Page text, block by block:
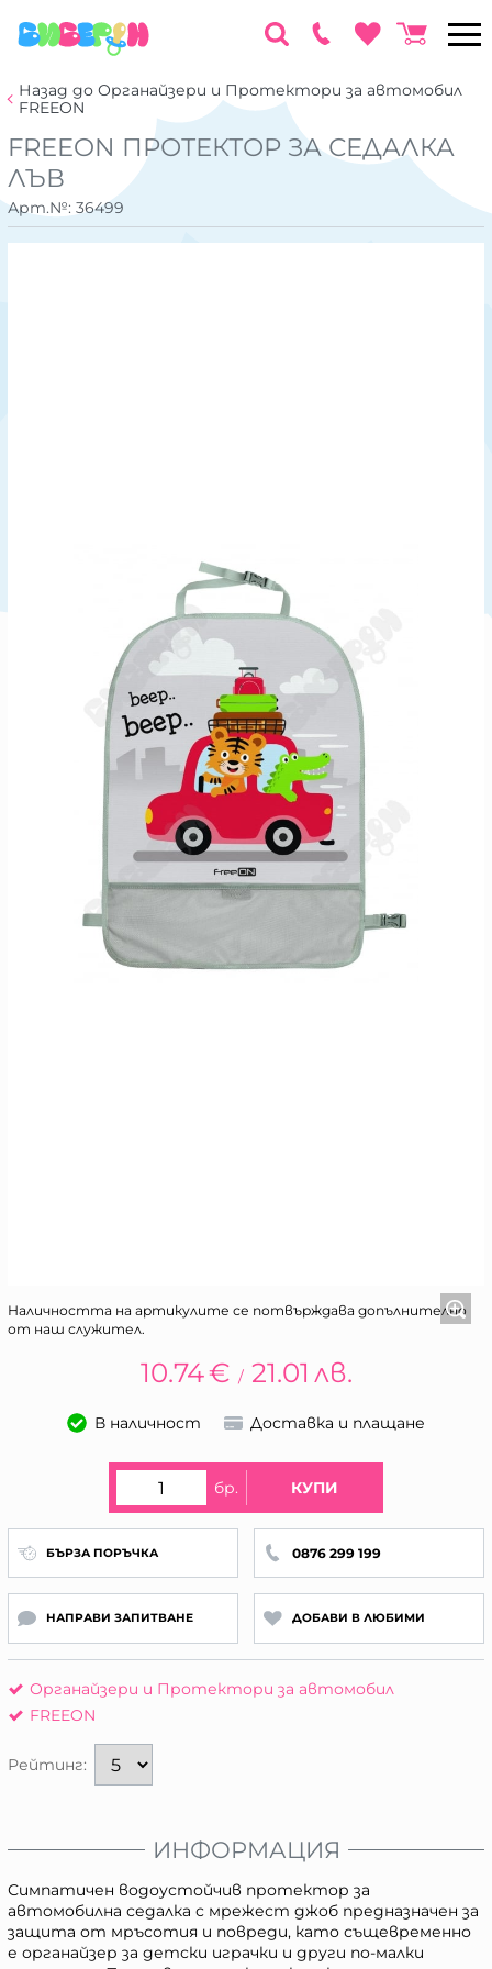
Назад до Органайзери и Протектори за автомобил
FREEON
FREEON ПРОТЕКТОР ЗА СЕДАЛКА
ЛЪВ
Арт.№: 36499
Наличността на артикулите се потвърждава допълнително
от наш служител.
10.74€ / 21.01 лв.
В наличност Доставка и плащане
бр. КУПИ
БЪРЗА ПОРЪЧКА 0876 299 199
НАПРАВИ ЗАПИТВАНЕ ДОБАВИ В ЛЮБИМИ
Органайзери и Протектори за автомобил
FREEON
Рейтинг:
ИНФОРМАЦИЯ
Симпатичен водоустойчив протектор за
автомобилна седалка с мрежест джоб предназначен за
защита от мръсотия и повреди, като същевременно
е органайзер за детски играчки и други по-малки